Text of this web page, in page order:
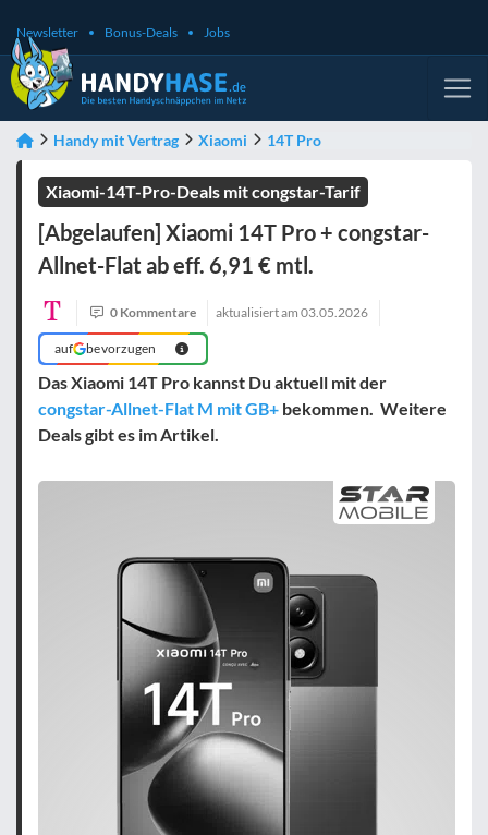
Newsletter Bonus-Deals Jobs
Handy mit Vertrag Xiaomi 14T Pro
Xiaomi-14T-Pro-Deals mit congstar-Tarif
[Abgelaufen] Xiaomi 14T Pro + congstar-
Allnet-Flat ab eff. 6,91 € mtl.
0 Kommentare aktualisiert am03.05.2026
auf bevorzugen
Das Xiaomi 14T Pro kannst Du aktuell mit der
congstar-Allnet-Flat M mit GB+ bekommen. Weitere
Deals gibt es im Artikel.